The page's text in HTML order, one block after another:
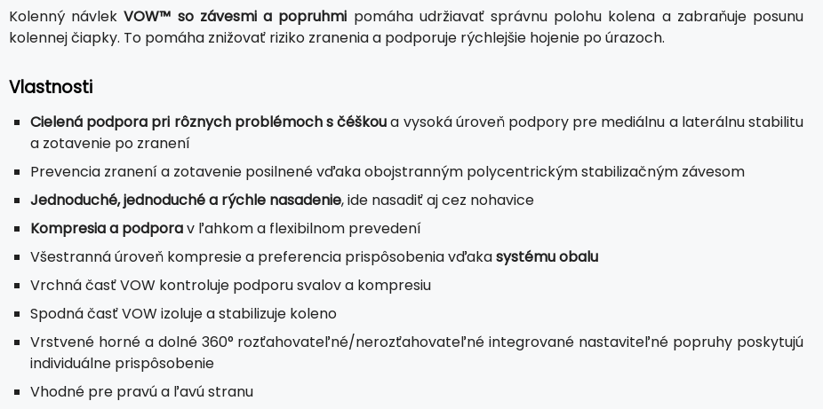
Kolenný návlekVOW™ so závesmi a popruhmi pomáha udržiavať správnu polohu kolena a zabraňuje posunu
kolennej čiapky. To pomáha znižovať riziko zranenia a podporuje rýchlejšie hojenie po úrazoch.
Vlastnosti
Cielená podpora pri rôznych problémoch s čéškoua vysoká úroveň podpory pre mediálnu a laterálnu stabilitu
a zotavenie po zranení
Prevencia zranení a zotavenie posilnené vďaka obojstranným polycentrickým stabilizačným závesom
Jednoduché, jednoduché a rýchle nasadenie, ide nasadiť aj cez nohavice
Kompresia a podporav ľahkom a flexibilnom prevedení
Všestranná úroveň kompresie a preferencia prispôsobenia vďakasystému obalu
Vrchná časť VOW kontroluje podporu svalov a kompresiu
Spodná časť VOW izoluje a stabilizuje koleno
Vrstvené horné a dolné 360° rozťahovateľné/nerozťahovateľné integrované nastaviteľné popruhy poskytujú
individuálne prispôsobenie
Vhodné pre pravú a ľavú stranu